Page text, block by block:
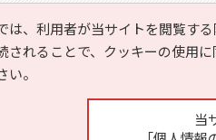
は、利用者が当サイトを閲覧す
されることで、クッキーの使用
い。
当